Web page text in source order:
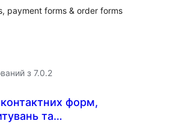
payment forms & order forms
з 7.0.2
форм,
та
штучного